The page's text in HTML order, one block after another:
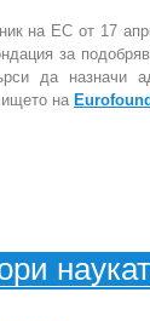
на ЕС от 17
за
да назначи
на Eurofound